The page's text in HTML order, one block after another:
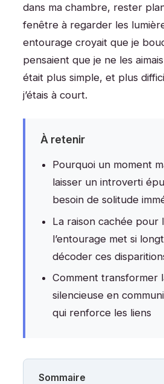
dans ma chambre, rester
fenêtre à regarder les
entourage croyait que je
pensaient que je ne les
était plus simple, et plus
j’étais à court.
À retenir
Pourquoi un moment
laisser un introverti
besoin de solitude
La raison cachée pour
l’entourage met si
décoder ces
Comment transformer
silencieuse en
qui renforce les liens
Sommaire